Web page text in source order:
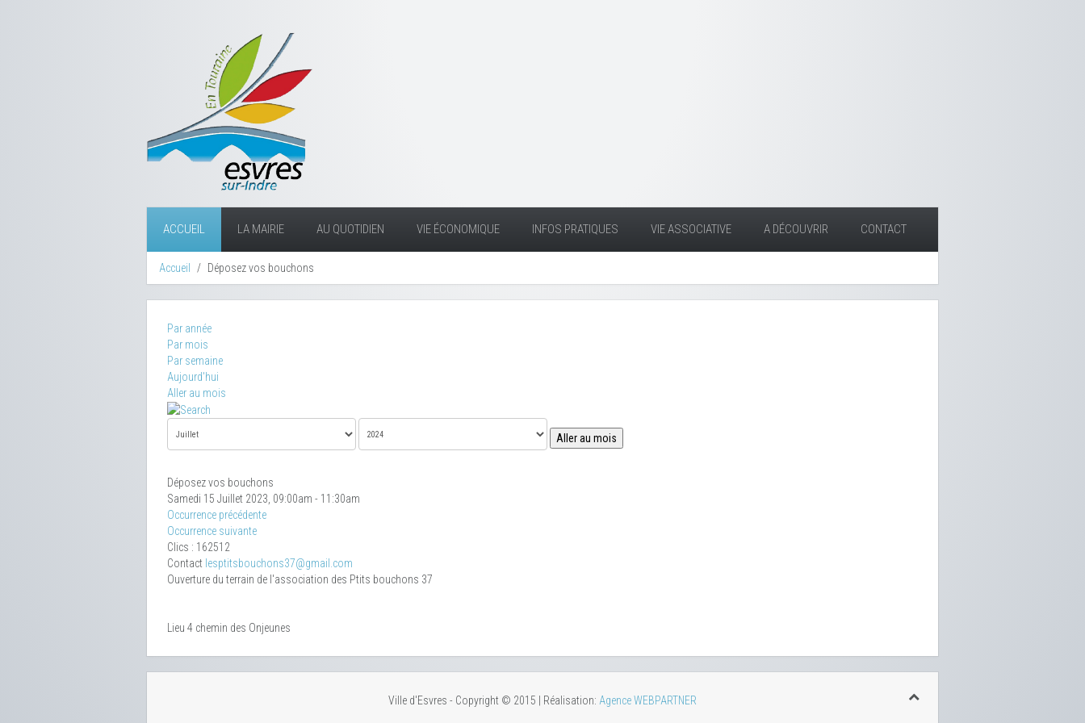
ACCUEIL LA MAIRIE AU QUOTIDIEN VIE ÉCONOMIQUE INFOS PRATIQUES VIE ASSOCIATIVE A DÉCOUVRIR CONTACT
Accueil Déposez vos bouchons
Par année
Par mois
Par semaine
Aujourd'hui
Aller au mois
Aller au mois
Déposez vos bouchons
Samedi 15 Juillet 2023, 09:00am - 11:30am
Occurrence précédente
Occurrence suivante
Clics : 162512
Contact lesptitsbouchons37@gmail.com
Ouverture du terrain de l'association des Ptits bouchons 37
Lieu 4 chemin des Onjeunes
Ville d'Esvres - Copyright © 2015 | Réalisation: Agence WEBPARTNER